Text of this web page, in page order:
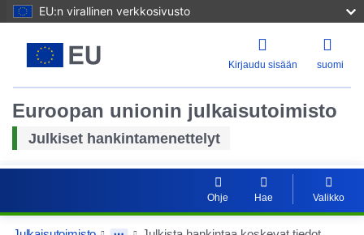
EU:n virallinen verkkosivusto
Kirjaudu sisään suomi
Euroopan unionin julkaisutoimisto
Julkiset hankintamenettelyt
Ohje Hae Valikko